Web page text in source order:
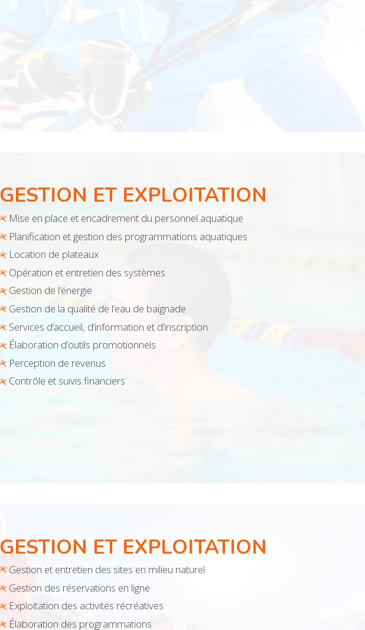
GESTION ET EXPLOITATION
Mise en place et encadrement du personnel aquatique
Planification et gestion des programmations aquatiques
Location de plateaux
Opération et entretien des systèmes
Gestion de l’énergie
Gestion de la qualité de l’eau de baignade
Services d’accueil, d’information et d’inscription
Élaboration d’outils promotionnels
Perception de revenus
Contrôle et suivis financiers
GESTION ET EXPLOITATION
Gestion et entretien des sites en milieu naturel
Gestion des réservations en ligne
Exploitation des activités récréatives
Élaboration des programmations